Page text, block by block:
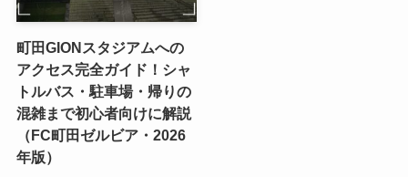
町田GIONスタジアムへの
アクセス完全ガイド！シャ
トルバス・駐車場・帰りの
混雑まで初心者向けに解説
（FC町田ゼルビア・2026
年版）